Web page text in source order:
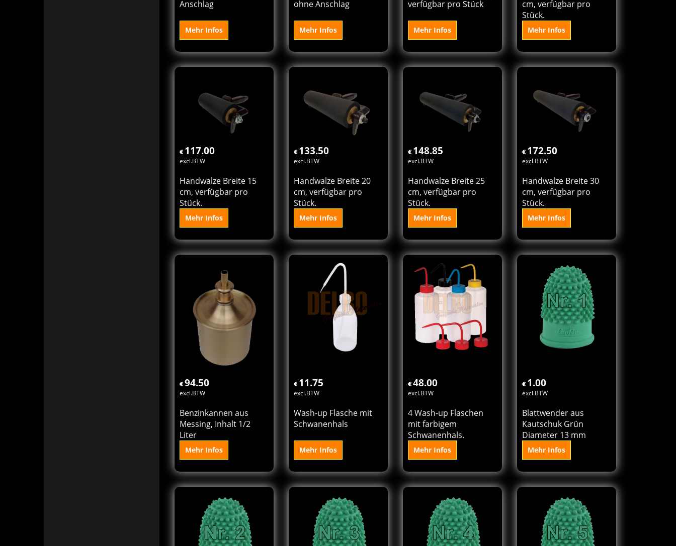
€ 14.00
Zeilenmaβe 30 cm mit
st In den
Korb
€ 20.63
Zeilenmaβe 50 cm
In den
€81.00
Handwalze Breite 5 cm,
In den
Korb
€103.50
excl.BTW
Handwalze Breite 10
Stück.
In den
Korb
€117.00
excl.BTW
Handwalze Breite 15
cm, verfügbar pro
Mehr Infos
In den
Korb
€133.50
excl.BTW
Handwalze Breite 20
cm, verfügbar pro
Mehr Infos
In den
Korb
€148.85
excl.BTW
Handwalze Breite 25
cm, verfügbar pro
Mehr Infos
In den
Korb
€172.50
excl.BTW
Handwalze Breite 30
cm, verfügbar pro
Mehr Infos
In den
Korb
94.50
excl.BTW
Messing, Inhalt 1/2
Mehr Infos
11.75
excl.BTW
Schwanenhals
Mehr Infos
48.00
excl.BTW
mit farbigem
Schwanenhals.
Mehr Infos
1.00
excl.BTW
Kautschuk Grün
Diameter 13 mm
Mehr Infos